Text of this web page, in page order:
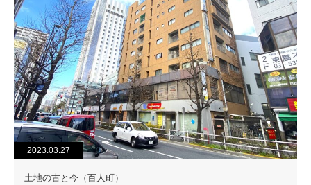
2023.03.27
土地の古と今（百人町）